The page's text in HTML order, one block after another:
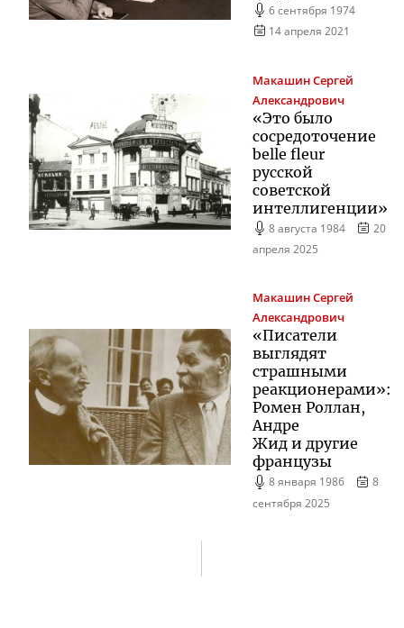
6 сентября 1974
14 апреля 2021
МакашинСергей
Александрович
«Это было
сосредоточение
belle fleur
русской
советской
интеллигенции»
8 августа 1984
20
апреля 2025
МакашинСергей
Александрович
«Писатели
выглядят
страшными
реакционерами»:
Ромен Роллан,
Андре
Жид и другие
французы
8 января 1986
8
сентября 2025